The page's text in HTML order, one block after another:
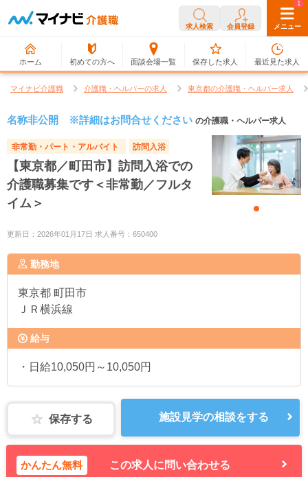
求人検索 会員登録 メニュー
ホーム 初めての方へ 面談会場一覧
0
保存した求人
1
最近見た求人
マイナビ介護職 介護職・ヘルパーの求人 東京都の介護職・ヘルパー求人
名称非公開 ※詳細はお問合せください の介護職・ヘルパー求人
非常勤・パート・アルバイト 訪問入浴
【東京都／町田市】訪問入浴での
介護職募集です＜非常勤／フルタ
イム＞
更新日：2026年01月17日 求人番号：650400
勤務地
東京都 町田市
ＪＲ横浜線
給与
・日給10,050円～10,050円
保存する 施設見学の相談をする
かんたん無料 この求人に問い合わせる